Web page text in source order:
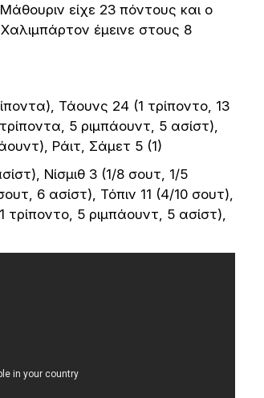
είχε 23 πόντους και ο
έμεινε στους 8
Τάουνς 24 (1 τρίποντο, 13
5 ριμπάουντ, 5 ασίστ),
Ράιτ, Σάμετ 5 (1)
Νίσμιθ 3 (1/8 σουτ, 1/5
6 ασίστ), Τόπιν 11 (4/10 σουτ),
5 ριμπάουντ, 5 ασίστ),